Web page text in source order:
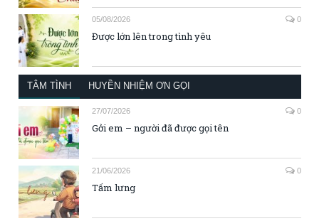
05/08/2026 0
Được lớn lên trong tình yêu
TÂM TÌNH HUYỀN NHIỆM ƠN GỌI
27/07/2026 0
Gởi em – người đã được gọi tên
21/06/2026 0
Tấm lưng